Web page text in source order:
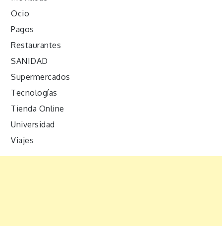
Ocio
Pagos
Restaurantes
SANIDAD
Supermercados
Tecnologías
Tienda Online
Universidad
Viajes